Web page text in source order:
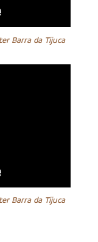
Barra da Tijuca
Barra da Tijuca